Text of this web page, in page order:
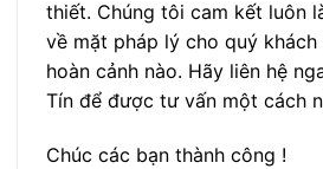
thiết. Chúng tôi cam kết luôn
về mặt pháp lý cho quý
hoàn cảnh nào. Hãy liên hệ
Tín để được tư vấn một cách
Chúc các bạn thành công !